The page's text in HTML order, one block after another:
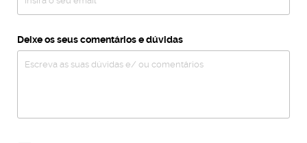
Deixe os seus comentários e dúvidas